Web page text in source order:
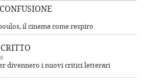
il cinema come respiro
divennero i nuovi critici letterari